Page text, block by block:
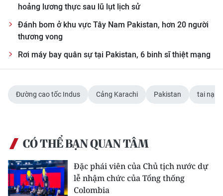
Đồng bằng sông Hồng
Bắc Trung Bộ
Duyên hải Nam Trung Bộ và Tây
Nguyên
Đông Nam Bộ
Chuyên trang Hà Nội
CHUYÊN ĐỀ
hoảng lương thực sau lũ lụt lịch sử
Đánh bom ở khu vực Tây Nam Pakistan, hơn 20 người
thương vong
Rơi máy bay quân sự tại Pakistan, 6 binh sĩ thiệt mạng
Đường cao tốc Indus Cảng Karachi Pakistan tai nạn
CÓ THỂ BẠN QUAN TÂM
Đặc phái viên của Chủ tịch nước dự
lễ nhậm chức của Tổng thống
Colombia